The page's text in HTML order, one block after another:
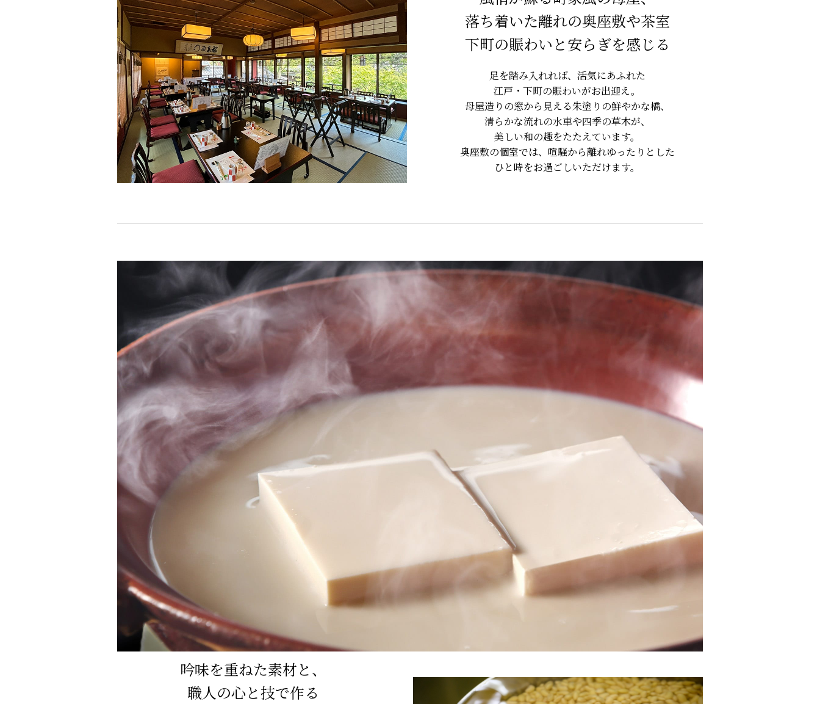
落ち着いた離れの奥座敷や茶室
下町の賑わいと安らぎを感じる
足を踏み入れれば、活気にあふれた
江戸・下町の賑わいがお出迎え。
母屋造りの窓から見える朱塗りの鮮やかな橋、
清らかな流れの水車や四季の草木が、
美しい和の趣をたたえています。
奥座敷の個室では、 喧騒から離れゆったりとした
ひと時をお過ごしいただけます。
吟味を重ねた素材と、
職人の心と技で作る